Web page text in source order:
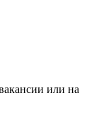
или на